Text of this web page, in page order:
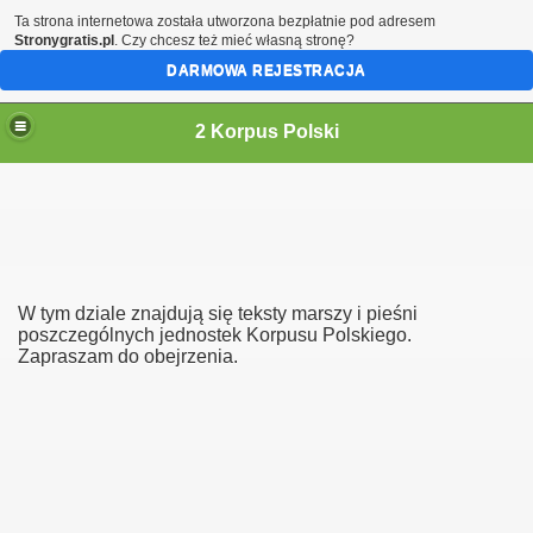
2 Korpus Polski
W tym dziale znajdują się teksty marszy i pieśni
poszczególnych jednostek Korpusu Polskiego.
Zapraszam do obejrzenia.
Ta strona internetowa została utworzona bezpłatnie pod adresem
Stronygratis.pl . Czy chcesz też mieć własną stronę?
DARMOWA REJESTRACJA